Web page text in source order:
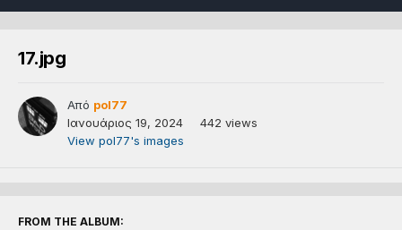
17.jpg
Από pol77
Ιανουάριος 19, 2024
442 views
View pol77's images
FROM THE ALBUM: